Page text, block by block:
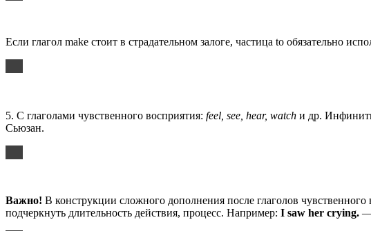
Если глагол make стоит в страдательном залоге, частица to обязательно
5. С глаголами чувственного восприятия: feel, see, hear, watch и др.
Сьюзан.
Важно! В конструкции сложного дополнения после глаголов
подчеркнуть длительность действия, процесс. Например: I saw her crying. —